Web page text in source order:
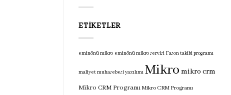
ETIKETLER
eminönü mikro eminönü mikro servisi Fason takibi programı
maliyet muhasebesi yazılımı Mikro mikro crm
Mikro CRM Programı Mikro CRM Programı